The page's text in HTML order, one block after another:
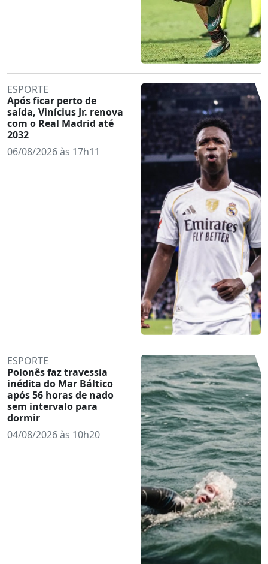
ESPORTE
Após ficar perto de
saída, Vinícius Jr. renova
com o Real Madrid até
2032
06/08/2026 às 17h11
ESPORTE
Polonês faz travessia
inédita do Mar Báltico
após 56 horas de nado
sem intervalo para
dormir
04/08/2026 às 10h20